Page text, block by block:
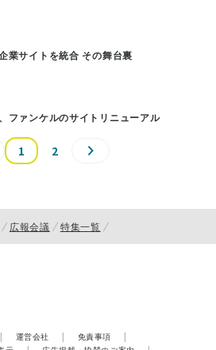
業サイトを統合 その舞台裏
ファンケルのサイトリニューアル
1 2
広報会議 特集一覧
| 運営会社 | 免責事項
|